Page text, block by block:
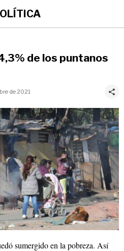
de los puntanos
de 2021
sumergido en la pobreza. Así